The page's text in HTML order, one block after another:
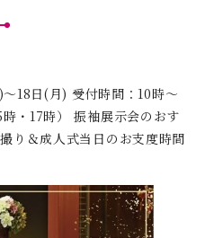
18日(月) 受付時間：10時～
・17時） 振袖展示会のおす
＆成人式当日のお支度時間